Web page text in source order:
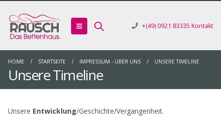
+(49) 0921 83335 Kontakt
HOME STARTSEITE IMPRESSUM - ÜBER UNS UNSERE TIMELINE
Unsere Timeline
Unsere Entwicklung/Geschichte/Vergangenheit.